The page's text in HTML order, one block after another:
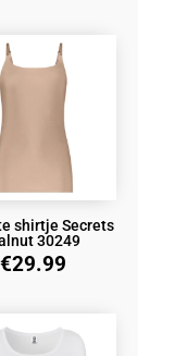
shirtje Secrets
30249
€29.99